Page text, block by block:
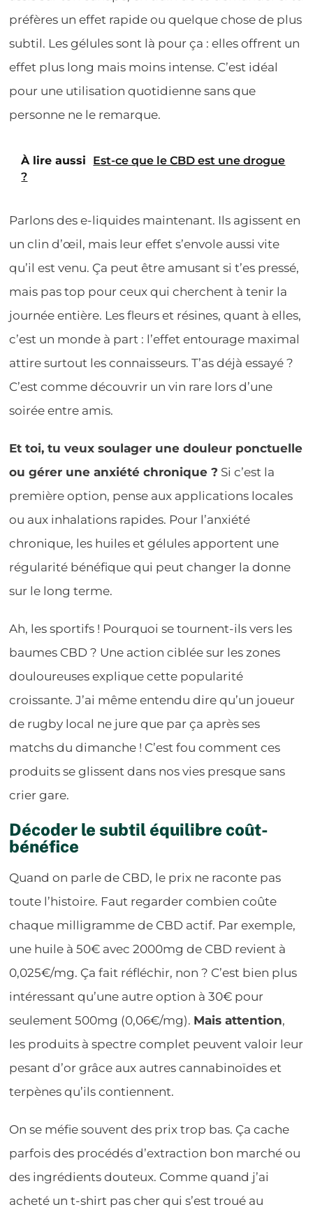
préfères un effet rapide ou quelque chose de plus
subtil. Les gélules sont là pour ça : elles offrent un
effet plus long mais moins intense. C’est idéal
pour une utilisation quotidienne sans que
personne ne le remarque.
À lire aussi
Est-ce que le CBD est une drogue
?
Parlons des e-liquides maintenant. Ils agissent en
un clin d’œil, mais leur effet s’envole aussi vite
qu’il est venu. Ça peut être amusant si t’es pressé,
mais pas top pour ceux qui cherchent à tenir la
journée entière. Les fleurs et résines, quant à elles,
c’est un monde à part : l’effet entourage maximal
attire surtout les connaisseurs. T’as déjà essayé ?
C’est comme découvrir un vin rare lors d’une
soirée entre amis.
Et toi, tu veux soulager une douleur ponctuelle
ou gérer une anxiété chronique ? Si c’est la
première option, pense aux applications locales
ou aux inhalations rapides. Pour l’anxiété
chronique, les huiles et gélules apportent une
régularité bénéfique qui peut changer la donne
sur le long terme.
Ah, les sportifs ! Pourquoi se tournent-ils vers les
baumes CBD ? Une action ciblée sur les zones
douloureuses explique cette popularité
croissante. J’ai même entendu dire qu’un joueur
de rugby local ne jure que par ça après ses
matchs du dimanche ! C’est fou comment ces
produits se glissent dans nos vies presque sans
crier gare.
Décoder le subtil équilibre coût-
bénéfice
Quand on parle de CBD, le prix ne raconte pas
toute l’histoire. Faut regarder combien coûte
chaque milligramme de CBD actif. Par exemple,
une huile à 50€ avec 2000mg de CBD revient à
0,025€/mg. Ça fait réfléchir, non ? C’est bien plus
intéressant qu’une autre option à 30€ pour
seulement 500mg (0,06€/mg). Mais attention,
les produits à spectre complet peuvent valoir leur
pesant d’or grâce aux autres cannabinoïdes et
terpènes qu’ils contiennent.
On se méfie souvent des prix trop bas. Ça cache
parfois des procédés d’extraction bon marché ou
des ingrédients douteux. Comme quand j’ai
acheté un t-shirt pas cher qui s’est troué au